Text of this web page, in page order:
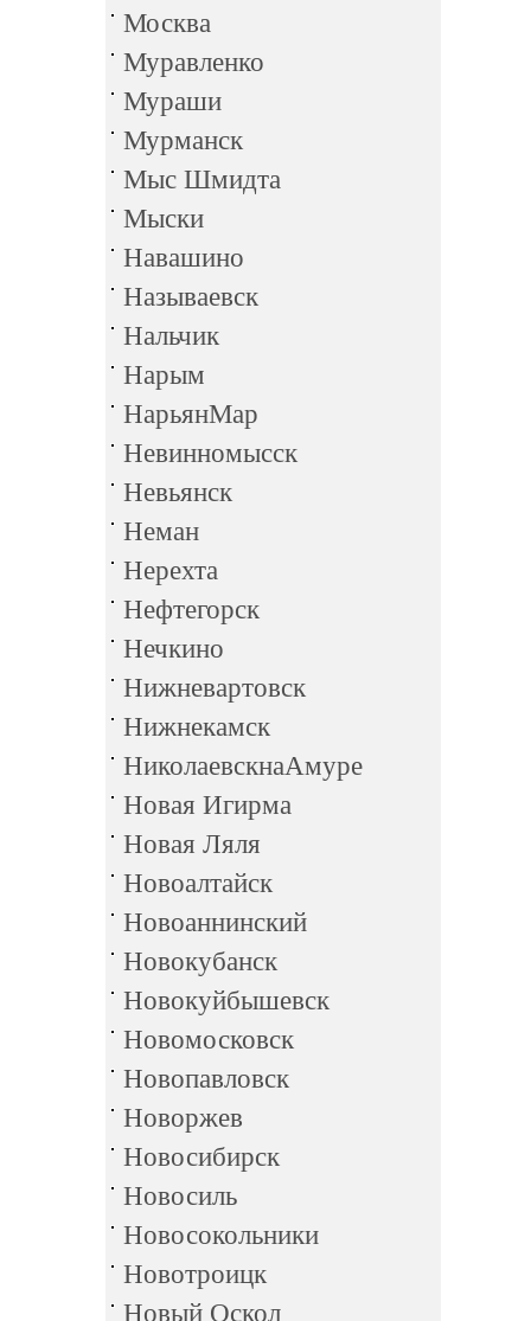
Москва
Муравленко
Мураши
Мурманск
Мыс Шмидта
Мыски
Навашино
Называевск
Нальчик
Нарым
НарьянМар
Невинномысск
Невьянск
Неман
Нерехта
Нефтегорск
Нечкино
Нижневартовск
Нижнекамск
НиколаевскнаАмуре
Новая Игирма
Новая Ляля
Новоалтайск
Новоаннинский
Новокубанск
Новокуйбышевск
Новомосковск
Новопавловск
Новоржев
Новосибирск
Новосиль
Новосокольники
Новотроицк
Новый Оскол